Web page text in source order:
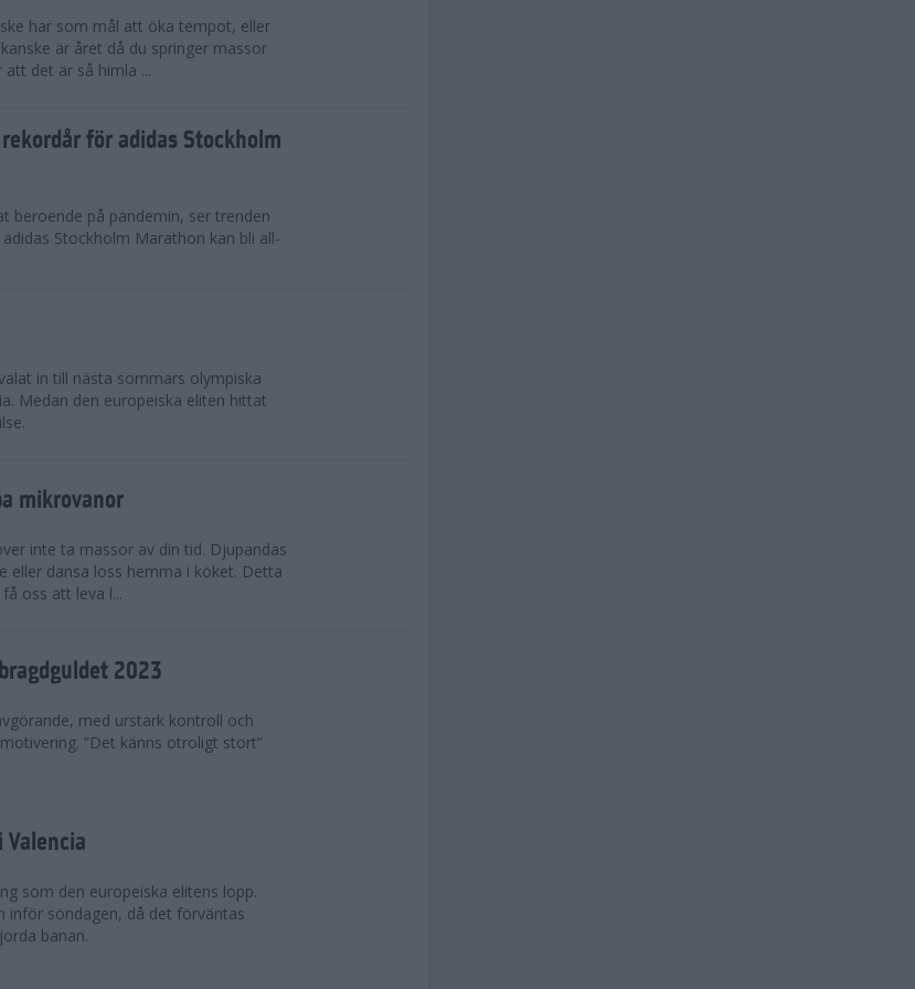
har som mål att öka tempot, eller
är året då du springer massor
det är så himla ...
för adidas Stockholm
beroende på pandemin, ser trenden
Stockholm Marathon kan bli all-
in till nästa sommars olympiska
Medan den europeiska eliten hittat
mikrovanor
inte ta massor av din tid. Djupandas
eller dansa loss hemma i köket. Detta
oss att leva l...
2023
med urstark kontroll och
”Det känns otroligt stort”
Valencia
som den europeiska elitens lopp.
inför söndagen, då det förväntas
banan.